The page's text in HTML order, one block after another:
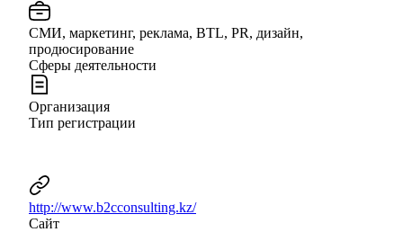
СМИ, маркетинг, реклама, BTL, PR, дизайн,
продюсирование
Сферы деятельности
Организация
Тип регистрации
http://www.b2cconsulting.kz/
Сайт